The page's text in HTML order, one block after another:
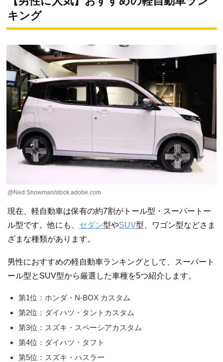
キング
@Ned Snowman/stock.adobe.com
現在、軽自動車は保有の約7割がトール型・スーパートー
ル型です。他にも、 セダン型やSUV型、ワゴン型などさま
ざまな種類があります。
男性におすすめの軽自動車ランキングとして、スーパート
ール型とSUV型から厳選した車種を5つ紹介します。
第1位：ホンダ・N-BOX カスタム
第2位：ダイハツ・タントカスタム
第3位：スズキ・スペーシアカスタム
第4位：ダイハツ・タフト
第5位：スズキ・ハスラー